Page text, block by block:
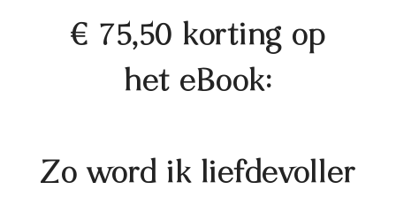
€ 75,50 korting op
het eBook:
Zo word ik liefdevoller